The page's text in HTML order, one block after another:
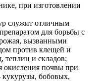
при изготовлении
служит отличным
для борьбы с
вызванными
против клещей и
теплиц и складов;
окисления почвы при
кукурузы, бобовых,